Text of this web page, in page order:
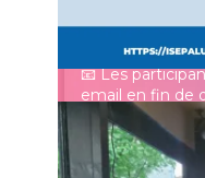
français.
📧 Les
email en fin de
synthèse des
il y a 4 mois
Mot de
Se